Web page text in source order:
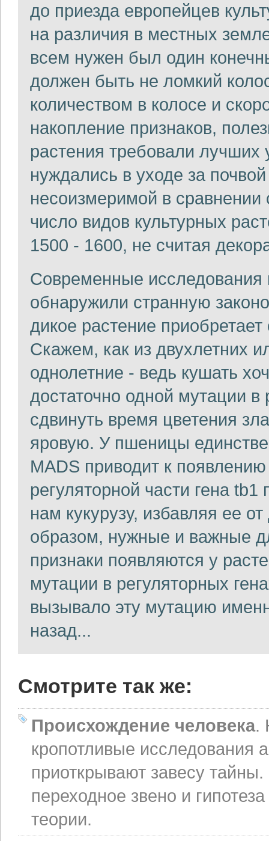
до приезда европейцев
на различия в местных
всем нужен был один
должен быть не ломкий
количеством в колосе и
накопление признаков,
растения требовали лучших
нуждались в уходе за
несоизмеримой в
число видов культурных
1500 - 1600, не считая
Современные
обнаружили странную
дикое растение
Скажем, как из двухлетних
однолетние - ведь кушать
достаточно одной мутации
сдвинуть время цветения
яровую. У пшеницы
MADS приводит к
регуляторной части гена
нам кукурузу, избавляя ее
образом, нужные и важные
признаки появляются у
мутации в регуляторных
вызывало эту мутацию
назад...
Смотрите так же:
Происхождение человека.
кропотливые исследования
приоткрывают завесу
переходное звено и
теории.